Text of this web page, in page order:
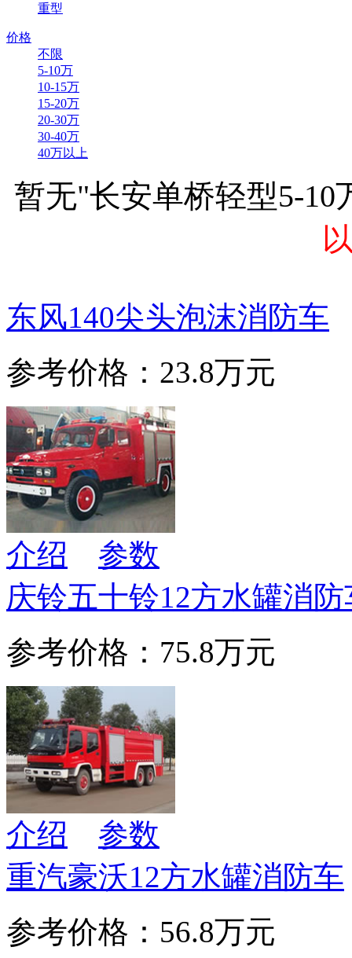
重型
价格
不限
5-10万
10-15万
15-20万
20-30万
30-40万
40万以上
暂无"长安单桥轻型5-10
东风140尖头泡沫消防车
参考价格：23.8万元
介绍
参数
庆铃五十铃12方水罐消防
参考价格：75.8万元
介绍
参数
重汽豪沃12方水罐消防车
参考价格：56.8万元